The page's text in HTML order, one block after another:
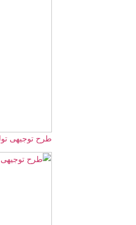
طرح توجیهی تولید بذر